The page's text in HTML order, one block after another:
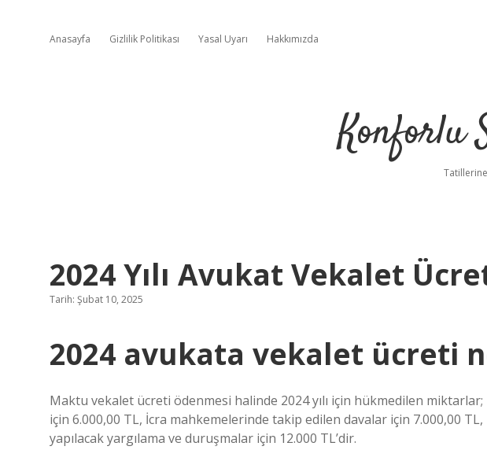
Anasayfa Gizlilik Politikası Yasal Uyarı Hakkımızda
Konforlu
2024 Yılı Avukat Vekalet
Tarih: Şubat 10, 2025
2024 avukata vekalet ücreti
Maktu vekalet ücreti ödenmesi halinde 2024 yılı için hükmedilen
için 6.000,00 TL, İcra mahkemelerinde takip edilen davalar için 7.000,00
yapılacak yargılama ve duruşmalar için 12.000 TL’dir.